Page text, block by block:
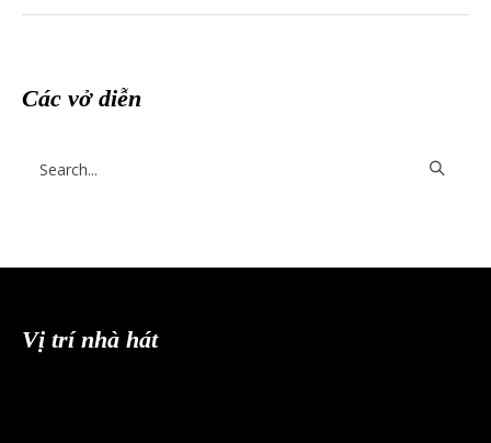
Các vở diễn
Vị trí nhà hát